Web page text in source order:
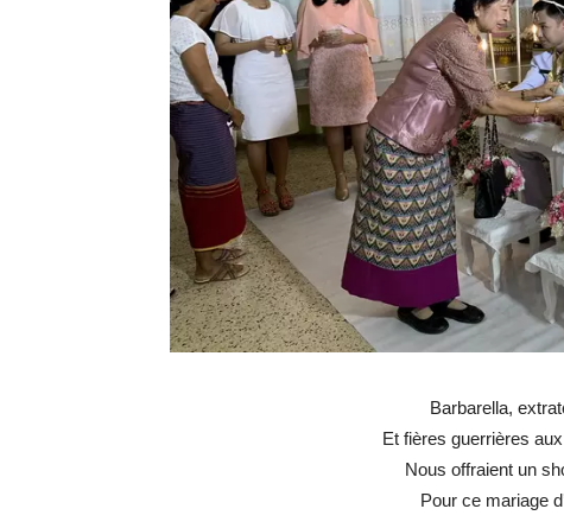
Barbarella,
Et fières guerrières
Nous offraient un
Pour ce mariage